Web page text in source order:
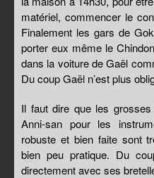
matériel, commencer le
Finalement les gars de
porter eux même le
dans la voiture de Gaël
Du coup Gaël n’est plus
Il faut dire que les
Anni-san pour les
robuste et bien faite sont
bien peu pratique. Du
directement avec ses